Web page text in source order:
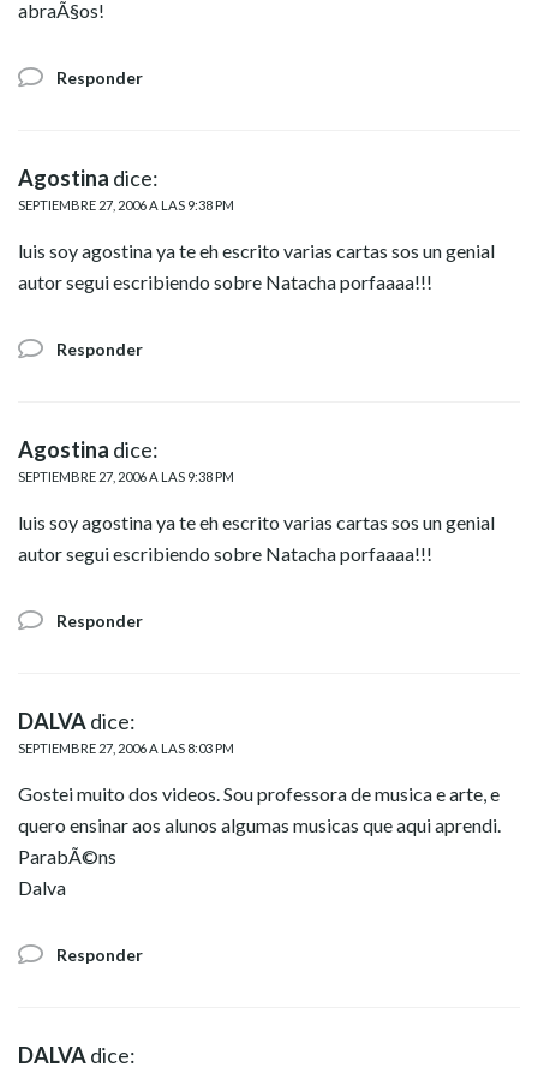
abraÃ§os!
Responder
Agostina dice:
SEPTIEMBRE 27, 2006 A LAS 9:38 PM
luis soy agostina ya te eh escrito varias cartas sos un genial
autor segui escribiendo sobre Natacha porfaaaa!!!
Responder
Agostina dice:
SEPTIEMBRE 27, 2006 A LAS 9:38 PM
luis soy agostina ya te eh escrito varias cartas sos un genial
autor segui escribiendo sobre Natacha porfaaaa!!!
Responder
DALVAdice:
SEPTIEMBRE 27, 2006 A LAS 8:03 PM
Gostei muito dos videos. Sou professora de musica e arte, e
quero ensinar aos alunos algumas musicas que aqui aprendi.
ParabÃ©ns
Dalva
Responder
DALVAdice: